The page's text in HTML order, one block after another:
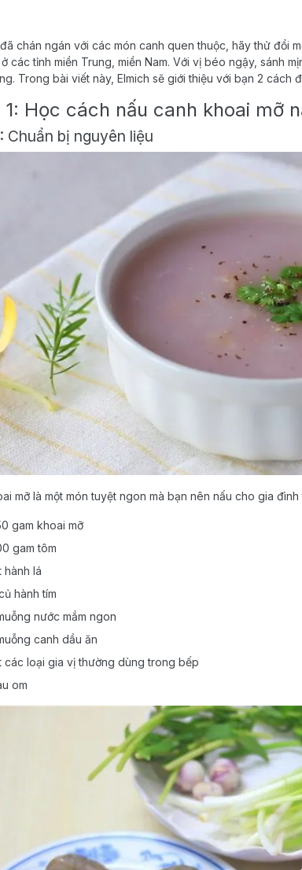
chán ngán với các món canh quen thuộc, hãy thử đổi
các tỉnh miền Trung, miền Nam. Với vị béo ngậy, sánh
Trong bài viết này, Elmich sẽ giới thiệu với bạn 2 cách
1: Học cách nấu canh khoai mỡ
Chuẩn bị nguyên liệu
mỡ là một món tuyệt ngon mà bạn nên nấu cho gia
gam khoai mỡ
gam tôm
hành lá
hành tím
nước mắm ngon
canh dầu ăn
các loại gia vị thường dùng trong bếp
om